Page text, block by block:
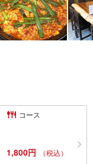
コース
1,800円 （税込）